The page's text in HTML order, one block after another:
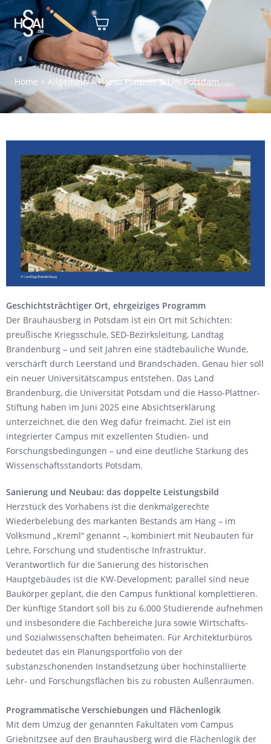
Home > Allgemein>Hasso Plattner & Uni Potsdam
Geschichtsträchtiger Ort, ehrgeiziges Programm
Der Brauhausberg in Potsdam ist ein Ort mit Schichten:
preußische Kriegsschule, SED-Bezirksleitung, Landtag
Brandenburg – und seit Jahren eine städtebauliche Wunde,
verschärft durch Leerstand und Brandschäden. Genau hier soll
ein neuer Universitätscampus entstehen. Das Land
Brandenburg, die Universität Potsdam und die Hasso-Plattner-
Stiftung haben im Juni 2025 eine Absichtserklärung
unterzeichnet, die den Weg dafür freimacht. Ziel ist ein
integrierter Campus mit exzellenten Studien- und
Forschungsbedingungen – und eine deutliche Stärkung des
Wissenschaftsstandorts Potsdam.
Sanierung und Neubau: das doppelte Leistungsbild
Herzstück des Vorhabens ist die denkmalgerechte
Wiederbelebung des markanten Bestands am Hang – im
Volksmund „Kreml“ genannt –, kombiniert mit Neubauten für
Lehre, Forschung und studentische Infrastruktur.
Verantwortlich für die Sanierung des historischen
Hauptgebäudes ist die KW-Development; parallel sind neue
Baukörper geplant, die den Campus funktional komplettieren.
Der künftige Standort soll bis zu 6.000 Studierende aufnehmen
und insbesondere die Fachbereiche Jura sowie Wirtschafts-
und Sozialwissenschaften beheimaten. Für Architekturbüros
bedeutet das ein Planungsportfolio von der
substanzschonenden Instandsetzung über hochinstallierte
Lehr- und Forschungsflächen bis zu robusten Außenräumen.
Programmatische Verschiebungen und Flächenlogik
Mit dem Umzug der genannten Fakultäten vom Campus
Griebnitzsee auf den Brauhausberg wird die Flächenlogik der